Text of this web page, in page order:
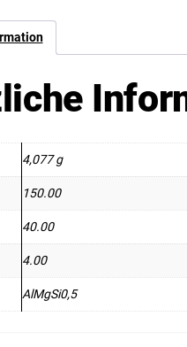
4,077 g
150.00
40.00
4.00
AlMgSi0,5